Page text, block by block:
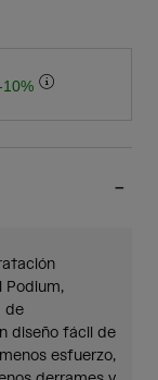
Podium,
de
diseño fácil de
esfuerzo,